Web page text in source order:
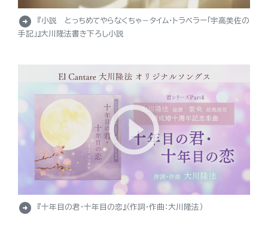
arrow_circle_right
『小説 とっちめてやらなくちゃ－タイム・トラベラー「宇高美佐の
手記」』大川隆法書き下ろし小説
arrow_circle_right 『十年目の君・十年目の恋』（作詞・作曲：大川隆法）